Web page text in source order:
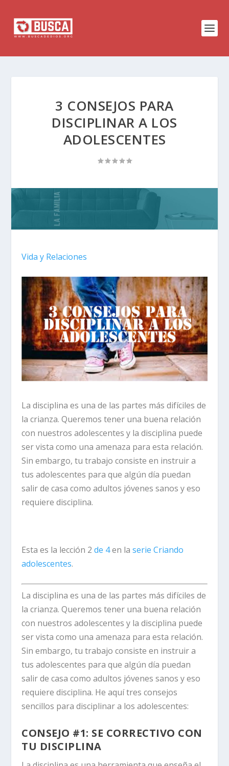
3 CONSEJOS PARA
DISCIPLINAR A LOS
ADOLESCENTES
Vida y Relaciones
La disciplina es una de las partes más difíciles de
la crianza. Queremos tener una buena relación
con nuestros adolescentes y la disciplina puede
ser vista como una amenaza para esta relación.
Sin embargo, tu trabajo consiste en instruir a
tus adolescentes para que algún día puedan
salir de casa como adultos jóvenes sanos y eso
requiere disciplina.
Esta es la lección 2de 4en laserie Criando
adolescentes.
La disciplina es una de las partes más difíciles de
la crianza. Queremos tener una buena relación
con nuestros adolescentes y la disciplina puede
ser vista como una amenaza para esta relación.
Sin embargo, tu trabajo consiste en instruir a
tus adolescentes para que algún día puedan
salir de casa como adultos jóvenes sanos y eso
requiere disciplina. He aquí tres consejos
sencillos para disciplinar a los adolescentes:
CONSEJO #1: SE CORRECTIVO CON
TU DISCIPLINA